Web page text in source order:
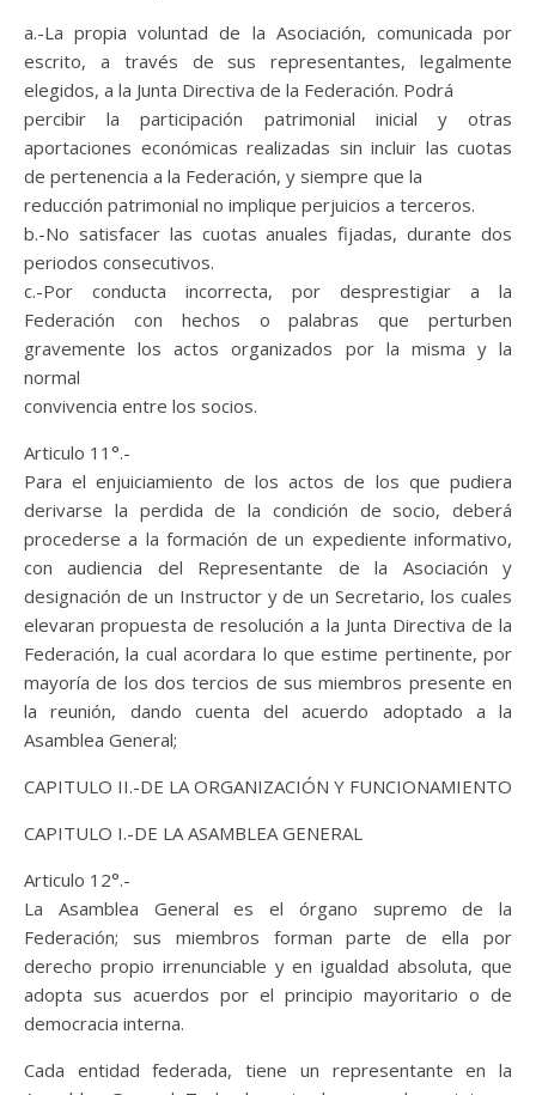
a.-La propia voluntad de la Asociación, comunicada por
escrito, a través de sus representantes, legalmente
elegidos, a la Junta Directiva de la Federación. Podrá
percibir la participación patrimonial inicial y otras
aportaciones económicas realizadas sin incluir las cuotas
de pertenencia a la Federación, y siempre que la
reducción patrimonial no implique perjuicios a terceros.
b.-No satisfacer las cuotas anuales fijadas, durante dos
periodos consecutivos.
c.-Por conducta incorrecta, por desprestigiar a la
Federación con hechos o palabras que perturben
gravemente los actos organizados por la misma y la
normal
convivencia entre los socios.
Articulo 11°.-
Para el enjuiciamiento de los actos de los que pudiera
derivarse la perdida de la condición de socio, deberá
procederse a la formación de un expediente informativo,
con audiencia del Representante de la Asociación y
designación de un Instructor y de un Secretario, los cuales
elevaran propuesta de resolución a la Junta Directiva de la
Federación, la cual acordara lo que estime pertinente, por
mayoría de los dos tercios de sus miembros presente en
la reunión, dando cuenta del acuerdo adoptado a la
Asamblea General;
CAPITULO II.-DE LA ORGANIZACIÓN Y FUNCIONAMIENTO
CAPITULO I.-DE LA ASAMBLEA GENERAL
Articulo 12°.-
La Asamblea General es el órgano supremo de la
Federación; sus miembros forman parte de ella por
derecho propio irrenunciable y en igualdad absoluta, que
adopta sus acuerdos por el principio mayoritario o de
democracia interna.
Cada entidad federada, tiene un representante en la